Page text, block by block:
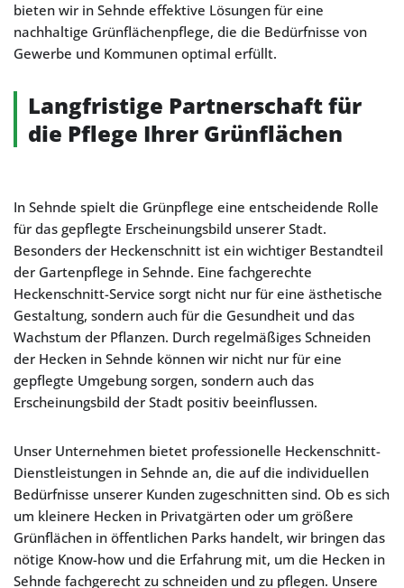
bieten wir in Sehnde effektive Lösungen für eine
nachhaltige Grünflächenpflege, die die Bedürfnisse von
Gewerbe und Kommunen optimal erfüllt.
Langfristige Partnerschaft für
die Pflege Ihrer Grünflächen
In Sehnde spielt die Grünpflege eine entscheidende Rolle
für das gepflegte Erscheinungsbild unserer Stadt.
Besonders der Heckenschnitt ist ein wichtiger Bestandteil
der Gartenpflege in Sehnde. Eine fachgerechte
Heckenschnitt-Service sorgt nicht nur für eine ästhetische
Gestaltung, sondern auch für die Gesundheit und das
Wachstum der Pflanzen. Durch regelmäßiges Schneiden
der Hecken in Sehnde können wir nicht nur für eine
gepflegte Umgebung sorgen, sondern auch das
Erscheinungsbild der Stadt positiv beeinflussen.
Unser Unternehmen bietet professionelle Heckenschnitt-
Dienstleistungen in Sehnde an, die auf die individuellen
Bedürfnisse unserer Kunden zugeschnitten sind. Ob es sich
um kleinere Hecken in Privatgärten oder um größere
Grünflächen in öffentlichen Parks handelt, wir bringen das
nötige Know-how und die Erfahrung mit, um die Hecken in
Sehnde fachgerecht zu schneiden und zu pflegen. Unsere